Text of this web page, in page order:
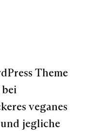
Theme
veganes
und jegliche